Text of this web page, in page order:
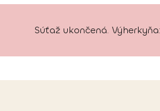
Súťaž ukončená.